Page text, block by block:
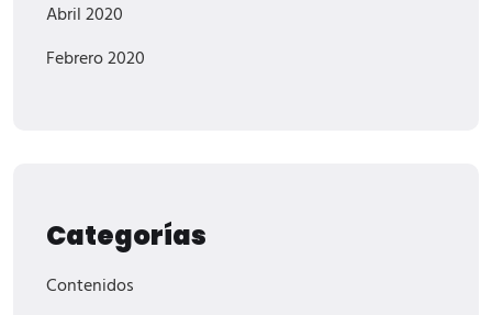
Abril 2020
Febrero 2020
Categorías
Contenidos